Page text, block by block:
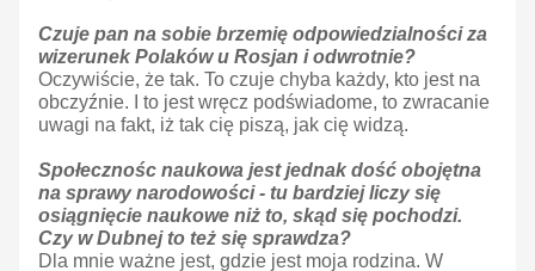
Czuje pan na sobie brzemię odpowiedzialności za
wizerunek Polaków u Rosjan i odwrotnie?
Oczywiście, że tak. To czuje chyba każdy, kto jest na
obczyźnie. I to jest wręcz podświadome, to zwracanie
uwagi na fakt, iż tak cię piszą, jak cię widzą.
Społecznośc naukowa jest jednak dość obojętna
na sprawy narodowości - tu bardziej liczy się
osiągnięcie naukowe niż to, skąd się pochodzi.
Czy w Dubnej to też się sprawdza?
Dla mnie ważne jest, gdzie jest moja rodzina. W